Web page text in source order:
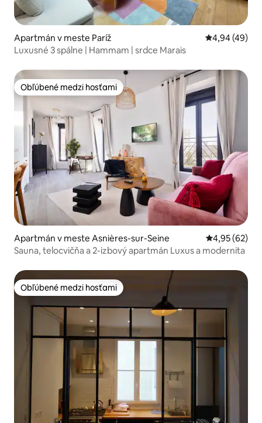
Apartmán v meste Paríž Priemerné
4,94 (49)
Luxusné 3 spálne | Hammam | srdce Marais
Obľúbené medzi hosťami
Obľúbené medzi hosťami
Apartmán v meste Asnières-sur-Seine Priemerné
4,95 (62)
Sauna, telocvičňa a 2-izbový apartmán Luxus a modernita
Obľúbené medzi hosťami
Obľúbené medzi hosťami